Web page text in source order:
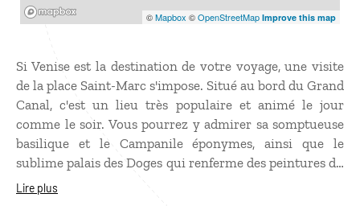
©Mapbox ©OpenStreetMap Improve this map
Si Venise est la destination de votre voyage, une visite
de la place Saint-Marc s'impose. Situé au bord du Grand
Canal, c'est un lieu très populaire et animé le jour
comme le soir. Vous pourrez y admirer sa somptueuse
basilique et le Campanile éponymes, ainsi que le
sublime palais des Doges qui renferme des peintures du
Tintoret, de Tiepolo et de Véronèse. Profitez de
Lire plus